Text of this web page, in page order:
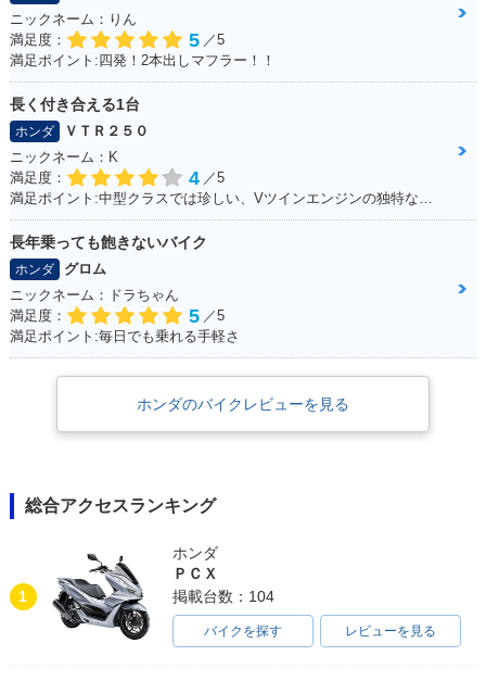
ニックネーム：りん
満足度：
5 ／5
満足ポイント:四発！2本出しマフラー！！
長く付き合える1台
ホンダ
ＶＴＲ２５０
ニックネーム：K
満足度：
4 ／5
満足ポイント:中型クラスでは珍しい、Vツインエンジンの独特なエンジンサウンドは走っていて気持ちが良い。燃費、運動性能、乗り心地と、どれを取っても優秀で、街乗りからツーリングまで1台でこなせてしまう優等生。
長年乗っても飽きないバイク
ホンダ
グロム
ニックネーム：ドラちゃん
満足度：
5 ／5
満足ポイント:毎日でも乗れる手軽さ
ホンダのバイクレビューを見る
総合アクセスランキング
1
ホンダ
ＰＣＸ
掲載台数：104
バイクを探す レビューを見る